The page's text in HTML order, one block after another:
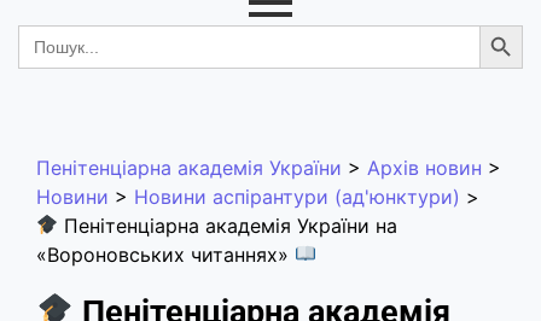
Search
for:
Пенітенціарна академія України > Архів новин >
Новини > Новини аспірантури (ад'юнктури) >
Пенітенціарна академія України на
«Вороновських читаннях»
Пенітенціарна академія